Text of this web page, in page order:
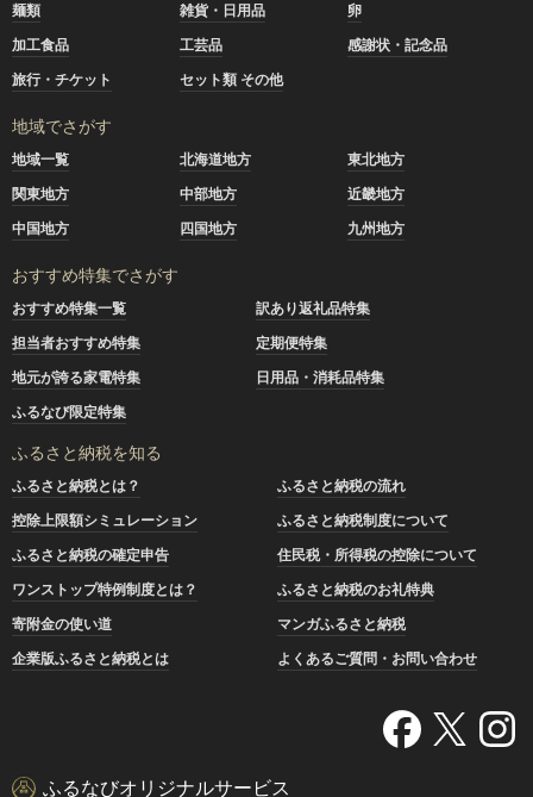
麺類
雑貨・日用品
卵
加工食品
工芸品
感謝状・記念品
旅行・チケット
セット類 その他
地域でさがす
地域一覧 北海道地方
東北地方
関東地方
中部地方
近畿地方
中国地方
四国地方 九州地方
おすすめ特集でさがす
おすすめ特集一覧
訳あり返礼品特集
担当者おすすめ特集
定期便特集
地元が誇る家電特集
日用品・消耗品特集
ふるなび限定特集
ふるさと納税を知る
ふるさと納税とは？
ふるさと納税の流れ
控除上限額シミュレーション
ふるさと納税制度について
ふるさと納税の確定申告
住民税・所得税の控除について
ワンストップ特例制度とは？
ふるさと納税のお礼特典
寄附金の使い道
マンガふるさと納税
企業版ふるさと納税とは
よくあるご質問・お問い合わせ
ふるなびオリジナルサービス